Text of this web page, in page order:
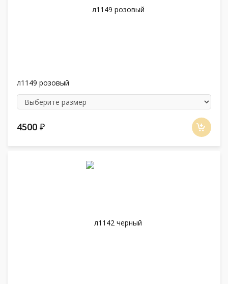
л1149 розовый
4500 ₽